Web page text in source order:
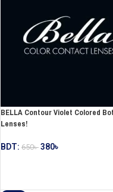
BELLA Contour Violet Colored
Lenses!
BDT: 650৳ 380৳